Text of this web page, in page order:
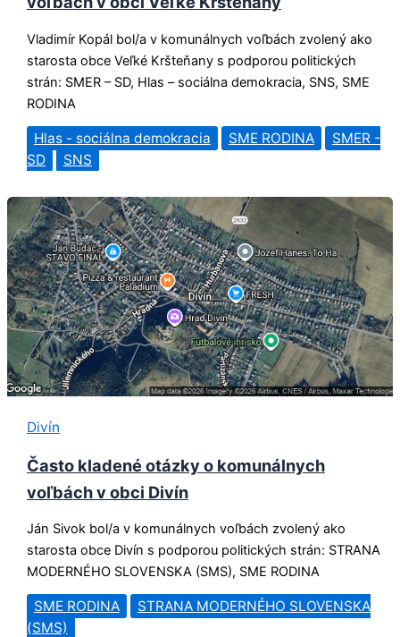
Vladimír Kopál bol/a v komunálnych voľbách zvolený ako
starosta obce Veľké Kršteňany s podporou politických
strán: SMER – SD, Hlas – sociálna demokracia, SNS, SME
RODINA
Hlas - sociálna demokracia SME RODINA
SMER -
SD
SNS
Divín
Často kladené otázky o komunálnych
voľbách v obci Divín
Ján Sivok bol/a v komunálnych voľbách zvolený ako
starosta obce Divín s podporou politických strán: STRANA
MODERNÉHO SLOVENSKA (SMS), SME RODINA
SME RODINA
STRANA MODERNÉHO SLOVENSKA
(SMS)